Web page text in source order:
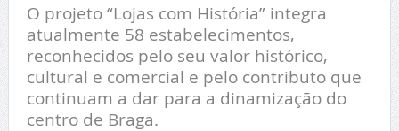
O projeto “Lojas com História” integra
atualmente 58 estabelecimentos,
reconhecidos pelo seu valor histórico,
cultural e comercial e pelo contributo que
continuam a dar para a dinamização do
centro de Braga.